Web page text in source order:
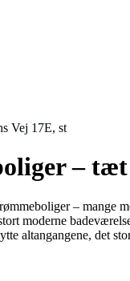
Vej 17E, st
–
– mange
moderne
altangangene, det